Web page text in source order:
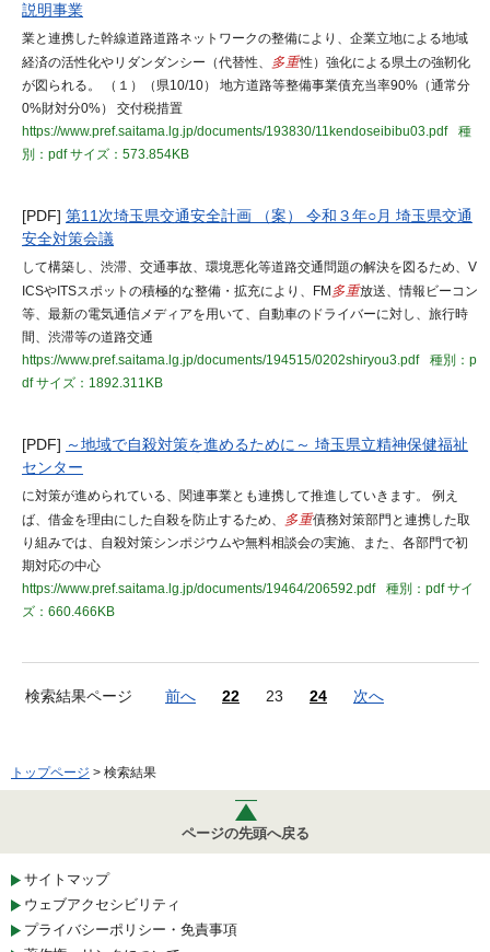
説明事業
業と連携した幹線道路道路ネットワークの整備により、企業立地による地域
経済の活性化やリダンダンシー（代替性、
多重性）強化による県土の強靭化
が図られる。 （１）（県10/10） 地方道路等整備事業債充当率90%（通常分
0%財対分0%） 交付税措置
https://www.pref.saitama.lg.jp/documents/193830/11kendoseibibu03.pdf
種
別：pdfサイズ：573.854KB
[PDF] 第11次埼玉県交通安全計画 （案） 令和３年○月 埼玉県交通
安全対策会議
して構築し、渋滞、交通事故、環境悪化等道路交通問題の解決を図るため、V
ICSやITSスポットの積極的な整備・拡充により、FM 多重放送、情報ビーコン
等、最新の電気通信メディアを用いて、自動車のドライバーに対し、旅行時
間、渋滞等の道路交通
https://www.pref.saitama.lg.jp/documents/194515/0202shiryou3.pdf
種別：p
dfサイズ：1892.311KB
[PDF] ～地域で自殺対策を進めるために～ 埼玉県立精神保健福祉
センター
に対策が進められている、関連事業とも連携して推進していきます。 例え
ば、借金を理由にした自殺を防止するため、
多重債務対策部門と連携した取
り組みでは、自殺対策シンポジウムや無料相談会の実施、また、各部門で初
期対応の中心
https://www.pref.saitama.lg.jp/documents/19464/206592.pdf
種別：pdfサイ
ズ：660.466KB
検索結果ページ 前へ 22 23 24 次へ
トップページ > 検索結果
ページの先頭へ戻る
サイトマップ
ウェブアクセシビリティ
プライバシーポリシー・免責事項